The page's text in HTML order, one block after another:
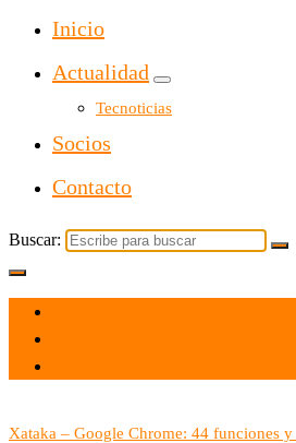
Yacal micro hosting
Inicio
Actualidad
Tecnoticias
Socios
Contacto
Buscar:
Xataka – Google Chrome: 44 funciones